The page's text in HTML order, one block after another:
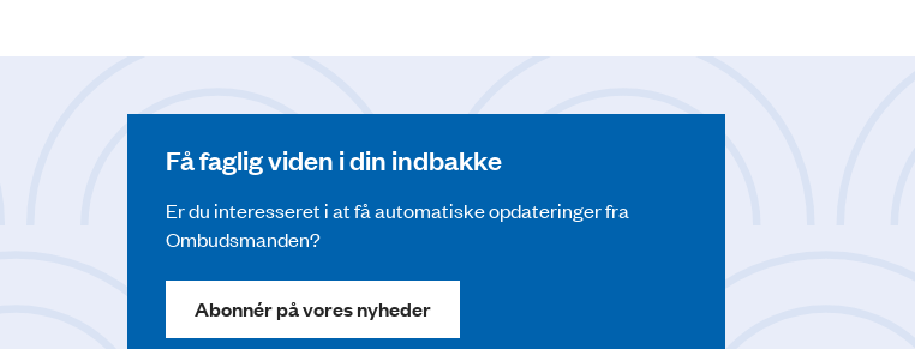
Få faglig viden i din indbakke
Er du interesseret i at få automatiske opdateringer fra
Ombudsmanden?
Abonnér på vores nyheder